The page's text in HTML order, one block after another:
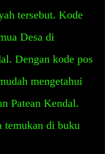
tersebut. Kode
Desa di
Dengan kode pos
mengetahui
Patean Kendal.
temukan di buku